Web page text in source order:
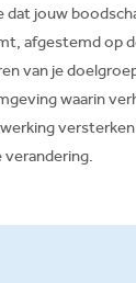
dat jouw
afgestemd op
van je
waarin
verandering.